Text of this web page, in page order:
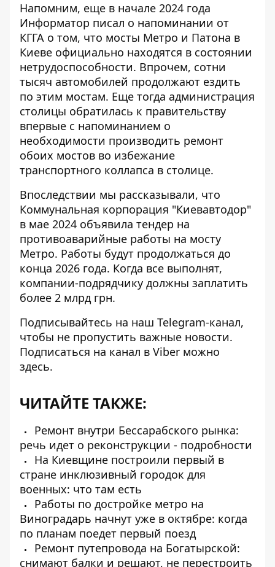
Напомним, еще в начале 2024 года
Информатор писал о напоминании от
КГГА о том, что мосты Метро и Патона в
Киеве официально находятся в состоянии
нетрудоспособности. Впрочем, сотни
тысяч автомобилей продолжают ездить
по этим мостам. Еще тогда администрация
столицы обратилась к правительству
впервые с напоминанием о
необходимости производить ремонт
обоих мостов во избежание
транспортного коллапса в столице.
Впоследствии мы рассказывали, что
Коммунальная корпорация "Киевавтодор"
в мае 2024 объявила тендер на
противоаварийные работы на мосту
Метро. Работы будут продолжаться до
конца 2026 года. Когда все выполнят,
компании-подрядчику должны заплатить
более 2 млрд грн.
Подписывайтесь на наш Telegram-канал,
чтобы не пропустить важные новости.
Подписаться на канал в Viber можно
здесь.
ЧИТАЙТЕ ТАКЖЕ:
Ремонт внутри Бессарабского рынка:
речь идет о реконструкции - подробности
На Киевщине построили первый в
стране инклюзивный городок для
военных: что там есть
Работы по достройке метро на
Виноградарь начнут уже в октябре: когда
по планам поедет первый поезд
Ремонт путепровода на Богатырской:
снимают балки и решают, не перестроить